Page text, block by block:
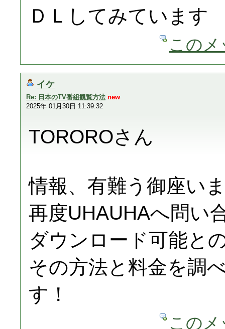
ＤＬしてみています
この
イケ
Re: 日本のTV番組観覧方法 new
2025年 01月30日 11:39:32
TOROROさん
情報、有難う御座い
再度UHAUHAへ問い
ダウンロード可能と
その方法と料金を調
す！
この